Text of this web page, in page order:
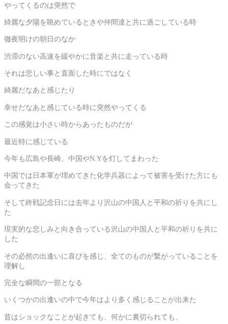
やってくるのは突然で
綺麗な夕陽を眺めているときや仲間達と共に過ごしている時
徹夜明けの朝日のなか
渋滞のない高速を緩やかに音楽と共に走っている時
それは悲しい事と直面した時にではなく
綺麗だなあと感じたり
幸せだなあと感じている時に突然やってくる
この感覚は小さい時からあったものだが
最近特に感じている
今年も広島や長崎、中国やN.Yを灯してまわった
中国では日本軍が埋めてきた化学兵器によって被害を受けた方にも
会ってきた
そして終戦記念日には去年より沢山の中国人と平和の祈りを共にし
た
現実的な悲しみと向き合っている沢山の中国人と平和の祈りを共に
した
その必然の出逢いに喜びを感じ、全てのものが繋がっていることを
理解し
完全な瞬間の一部となる
いくつかの出逢いの中で今年はより多く感じることが出来た
昔はショックなことが起きても、何かに裏切られても、